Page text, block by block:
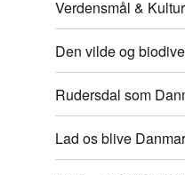
Verdensmål &
Den vilde og
Rudersdal som
Lad os blive